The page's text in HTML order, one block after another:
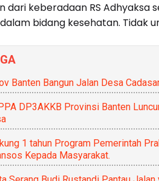
dari keberadaan RS
bidang kesehatan. Tidak
Banten Bangun Jalan Desa
DP3AKKB Provinsi Banten
1 tahun Program Pemerintah
Kepada Masyarakat.